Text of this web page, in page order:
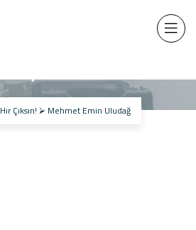
Hır Çıksın! ⮚ Mehmet Emin Uludağ